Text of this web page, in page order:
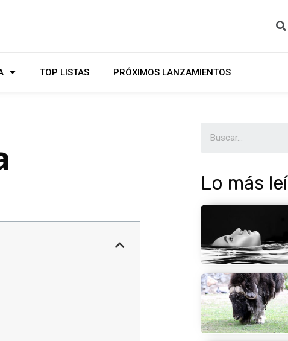
TOP LISTAS PRÓXIMOS LANZAMIENTOS
Lo más